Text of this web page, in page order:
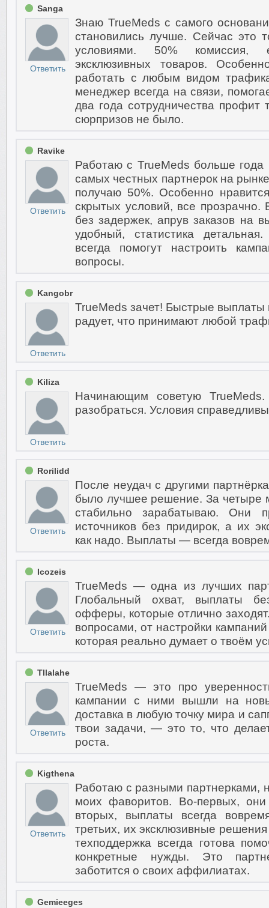
Sanga
Ответить
Знаю TrueMeds с самого
становились лучше. Сейчас это
условиями. 50% комиссия,
эксклюзивных товаров.
работать с любым видом
менеджер всегда на связи,
два года сотрудничества профит
сюрпризов не было.
Ravike
Ответить
Работаю с TrueMeds больше года
самых честных партнерок на
получаю 50%. Особенно
скрытых условий, все
без задержек, апрув заказов на
удобный, статистика
всегда помогут настроить
вопросы.
Kangobr
Ответить
TrueMeds зачет! Быстрые
радует, что принимают любой
Kiliza
Ответить
Начинающим советую
разобраться. Условия
Rorilidd
Ответить
После неудач с другими
было лучшее решение. За четыре
стабильно зарабатываю. Они
источников без придирок, а их
как надо. Выплаты — всегда
Icozeis
Ответить
TrueMeds — одна из лучших
Глобальный охват, выплаты
офферы, которые отлично
вопросами, от настройки
которая реально думает о твоём
Tllalahe
Ответить
TrueMeds — это про
кампании с ними вышли на
доставка в любую точку мира и
твои задачи, — это то, что
роста.
Kigthena
Ответить
Работаю с разными партнерками,
моих фаворитов. Во-первых,
вторых, выплаты всегда
третьих, их эксклюзивные
техподдержка всегда готова
конкретные нужды. Это
заботится о своих аффилиатах.
Gemieeges